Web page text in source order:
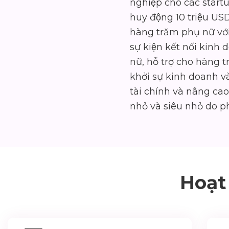
nghiệp cho các
huy động 10 triệu
hàng trăm phụ nữ
sự kiện kết nối kinh
nữ, hỗ trợ cho hàng
khởi sự kinh doanh
tài chính và nâng
nhỏ và siêu nhỏ do